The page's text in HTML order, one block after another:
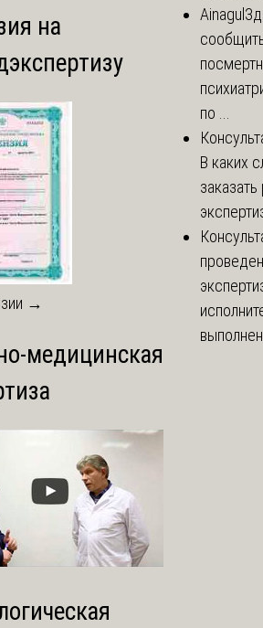
на
→
медицинская
Ainagul
по ...
В каких